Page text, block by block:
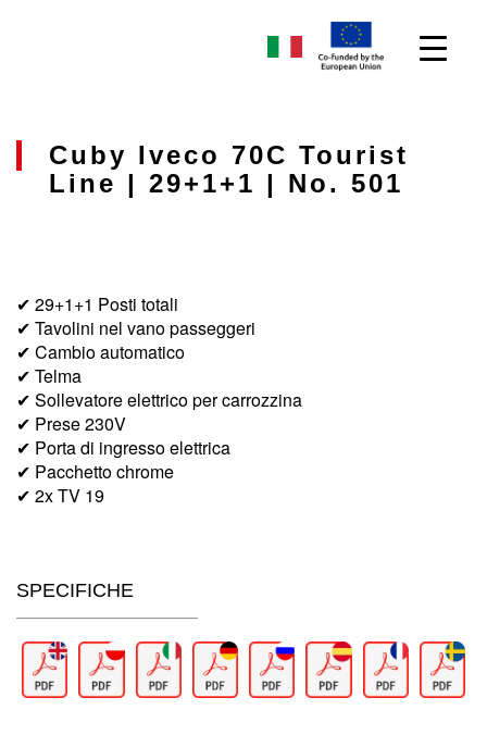
Cuby Iveco 70C Tourist
Line | 29+1+1 | No. 501
✔ 29+1+1 Posti totali
✔ Tavolini nel vano passeggeri
✔ Cambio automatico
✔ Telma
✔ Sollevatore elettrico per carrozzina
✔ Prese 230V
✔ Porta di ingresso elettrica
✔ Pacchetto chrome
✔ 2x TV 19
SPECIFICHE